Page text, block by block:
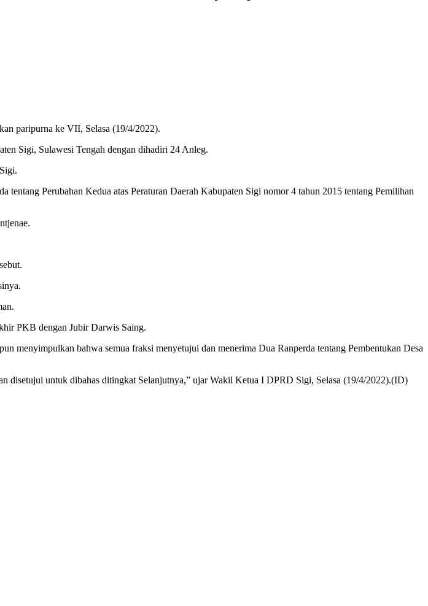
paripurna ke VII, Selasa (19/4/2022).
Sigi, Sulawesi Tengah dengan dihadiri 24 Anleg.
Perubahan Kedua atas Peraturan Daerah Kabupaten Sigi nomor 4 tahun 2015 tentang Pemilihan
PKB dengan Jubir Darwis Saing.
menyimpulkan bahwa semua fraksi menyetujui dan menerima Dua Ranperda tentang Pembentukan Desa
disetujui untuk dibahas ditingkat Selanjutnya,” ujar Wakil Ketua I DPRD Sigi, Selasa (19/4/2022).(ID)